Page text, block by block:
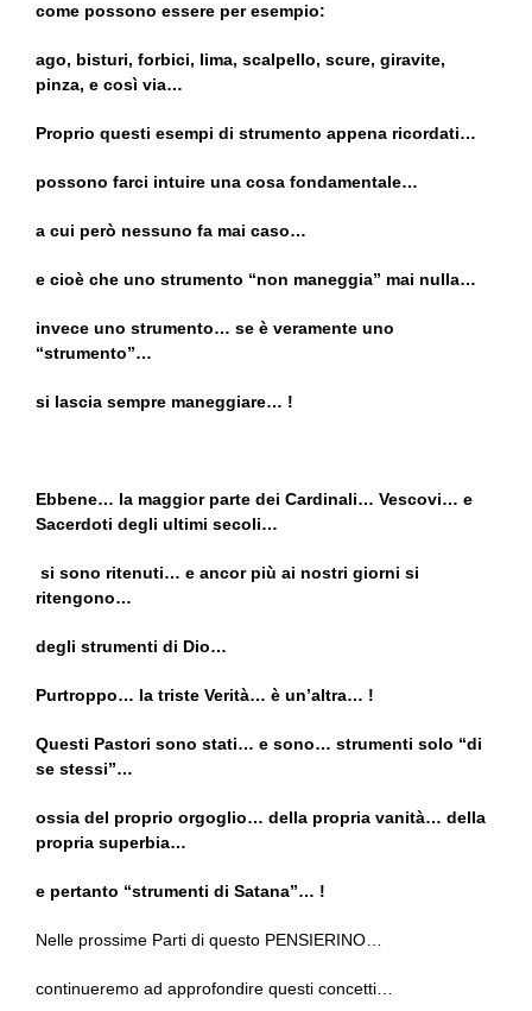
come possono essere per esempio:
ago, bisturi, forbici, lima, scalpello, scure, giravite,
pinza, e così via…
Proprio questi esempi di strumento appena ricordati…
possono farci intuire una cosa fondamentale…
a cui però nessuno fa mai caso…
e cioè che uno strumento “non maneggia” mai nulla…
invece uno strumento… se è veramente uno
“strumento”…
si lascia sempre maneggiare… !
Ebbene… la maggior parte dei Cardinali… Vescovi… e
Sacerdoti degli ultimi secoli…
si sono ritenuti… e ancor più ai nostri giorni si
ritengono…
degli strumenti di Dio…
Purtroppo… la triste Verità… è un’altra… !
Questi Pastori sono stati… e sono… strumenti solo “di
se stessi”…
ossia del proprio orgoglio… della propria vanità… della
propria superbia…
e pertanto “strumenti di Satana”… !
Nelle prossime Parti di questo PENSIERINO…
continueremo ad approfondire questi concetti…